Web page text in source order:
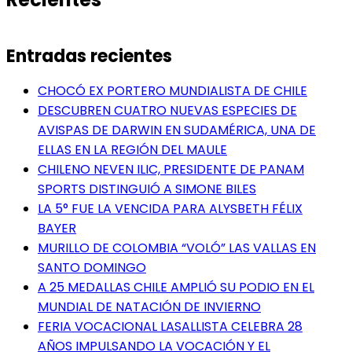
Entradas recientes
CHOCÓ EX PORTERO MUNDIALISTA DE CHILE
DESCUBREN CUATRO NUEVAS ESPECIES DE
AVISPAS DE DARWIN EN SUDAMÉRICA, UNA DE
ELLAS EN LA REGIÓN DEL MAULE
CHILENO NEVEN ILIC, PRESIDENTE DE PANAM
SPORTS DISTINGUIÓ A SIMONE BILES
LA 5° FUE LA VENCIDA PARA ALYSBETH FÉLIX
BAYER
MURILLO DE COLOMBIA “VOLÓ” LAS VALLAS EN
SANTO DOMINGO
A 25 MEDALLAS CHILE AMPLIÓ SU PODIO EN EL
MUNDIAL DE NATACIÓN DE INVIERNO
FERIA VOCACIONAL LASALLISTA CELEBRA 28
AÑOS IMPULSANDO LA VOCACIÓN Y EL